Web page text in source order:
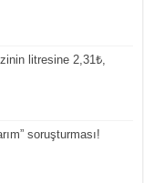
litresine 2,31₺,
soruşturması!